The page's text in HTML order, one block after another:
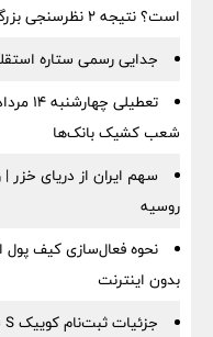
است؟ نتیجه ۲ نظرسنجی بزرگ
جدایی رسمی ستاره
شعب کشیک بانک‌ها
سهم ایران از دریای
روسیه
بدون اینترنت
جزئیات ثبت‌نام کوییک S سایپا از شنبه ۱۷ مرداد + جدول شرایط